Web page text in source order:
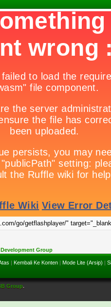
go/getflashplayer/"
Group
| Kembali Ke Konten | Mode Lite (Arsip) |
Group.